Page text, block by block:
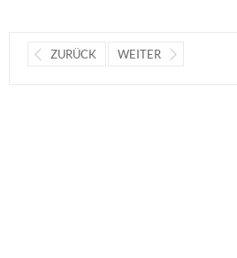
ZURÜCK WEITER